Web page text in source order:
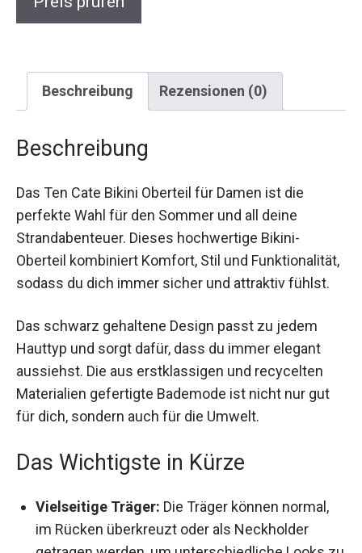
Beschreibung Rezensionen (0)
Beschreibung
perfekte Wahl für den Sommer und all deine
Strandabenteuer. Dieses hochwertige Bikini-
Oberteil kombiniert Komfort, Stil und
Funktionalität, sodass du dich immer sicher und
attraktiv fühlst.
Das schwarz gehaltene Design passt zu jedem
Hauttyp und sorgt dafür, dass du immer elegant
aussiehst. Die aus erstklassigen und recycelten
Materialien gefertigte Bademode ist nicht nur gut
für dich, sondern auch für die Umwelt.
Das Wichtigste in Kürze
Vielseitige Träger: Die Träger können normal,
im Rücken überkreuzt oder als Neckholder